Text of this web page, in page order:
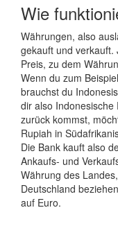
Wie
Währungen, also
gekauft und verkauft.
Preis, zu dem
Wenn du zum
brauchst du
dir also
zurück kommst,
Rupiah in
Die Bank kauft also
Ankaufs- und
Währung des
Deutschland
auf Euro.